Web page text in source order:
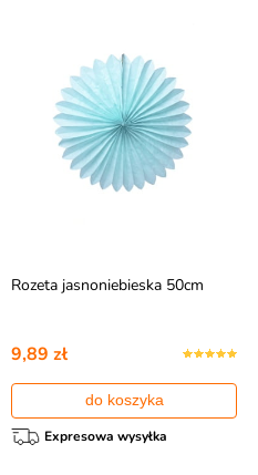
Rozeta jasnoniebieska 50cm
9,89 zł
do koszyka
Expresowa wysyłka